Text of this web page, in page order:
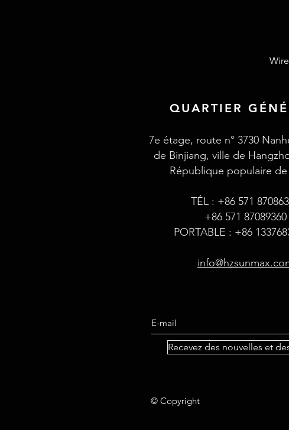
QUARTIER
7e étage, route n° 3730
de Binjiang, ville de
République populaire de
TÉL : +86 571
+86 571 87089360
PORTABLE : +86
Recevez des nouvelles et
© Copyright